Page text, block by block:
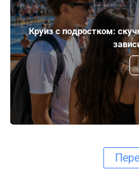
Круиз с подростком: